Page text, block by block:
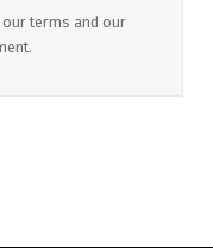
our terms and our